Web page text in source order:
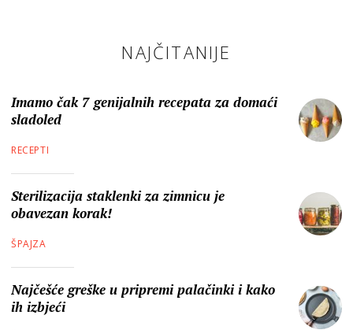
NAJČITANIJE
Imamo čak 7 genijalnih recepata za domaći
sladoled
RECEPTI
Sterilizacija staklenki za zimnicu je
obavezan korak!
ŠPAJZA
Najčešće greške u pripremi palačinki i kako
ih izbjeći